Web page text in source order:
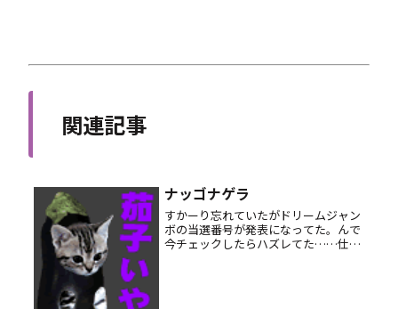
関連記事
ナッゴナゲラ
すかーり忘れていたがドリームジャン
ボの当選番号が発表になってた。んで
今チェックしたらハズレてた……仕方